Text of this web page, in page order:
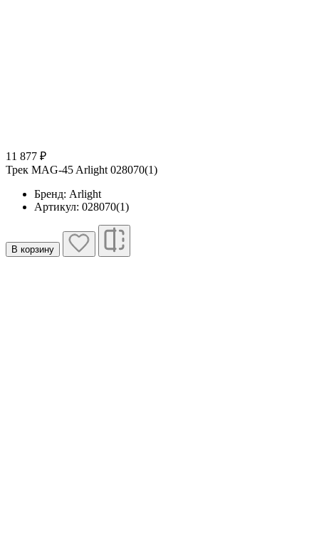
11 877 ₽
Трек MAG-45 Arlight 028070(1)
Бренд: Arlight
Артикул: 028070(1)
В корзину